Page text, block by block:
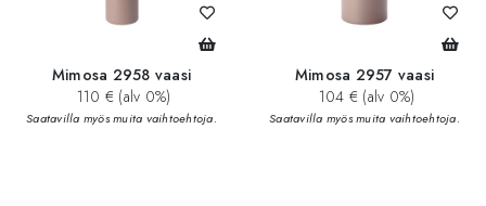
Mimosa 2958 vaasi
110 € (alv 0%)
Saatavilla myös muita vaihtoehtoja.
Mimosa 2957 vaasi
104 € (alv 0%)
Saatavilla myös muita vaihtoehtoja.